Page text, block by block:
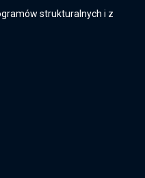
strukturalnych i z